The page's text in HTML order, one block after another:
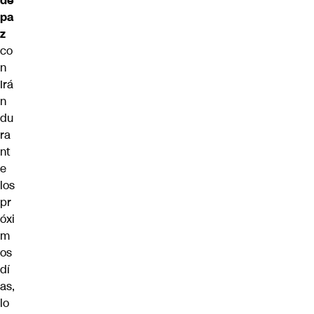
pa
z
co
n
Irá
n
du
ra
nt
e
los
pr
óxi
m
os
dí
as,
lo